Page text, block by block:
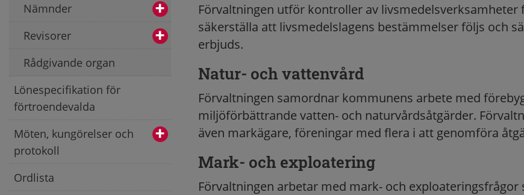
Nämnder
Revisorer
Rådgivande organ
Lönespecifikation för
förtroendevalda
Möten, kungörelser och
protokoll
Ordlista
Förvaltningen utför kontroller av livsmedelsverksamheter
säkerställa att livsmedelslagens bestämmelser följs och
erbjuds.
Natur- och vattenvård
Förvaltningen samordnar kommunens arbete med
miljöförbättrande vatten- och naturvårdsåtgärder.
även markägare, föreningar med flera i att genomföra
Mark- och exploatering
Förvaltningen arbetar med mark- och exploateringsfrågor